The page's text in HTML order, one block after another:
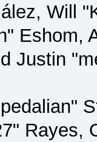
Will
Eshom,
Justin
Rayes,